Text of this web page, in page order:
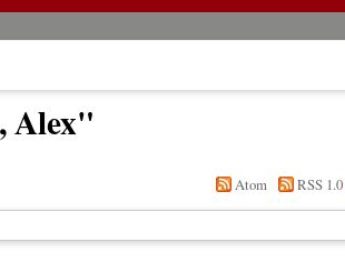
Alex"
Atom RSS 1.0